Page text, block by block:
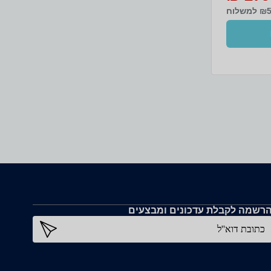
לו
הרשמה לקבלת עדכונים ומבצעים
כתובת דוא''ל